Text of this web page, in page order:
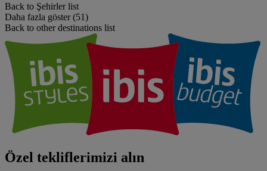
Back to Şehirler list
Daha fazla göster (51)
Back to other destinations list
Özel tekliflerimizi alın